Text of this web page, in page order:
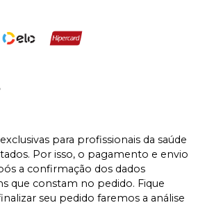
para profissionais da saúde
Por isso, o pagamento e envio
a confirmação dos dados
que constam no pedido. Fique
seu pedido faremos a análise